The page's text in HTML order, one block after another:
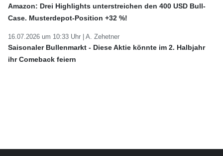
Amazon: Drei Highlights unterstreichen den 400 USD Bull-
Case. Musterdepot-Position +32 %!
16.07.2026 um 10:33 Uhr | A. Zehetner
Saisonaler Bullenmarkt - Diese Aktie könnte im 2. Halbjahr
ihr Comeback feiern